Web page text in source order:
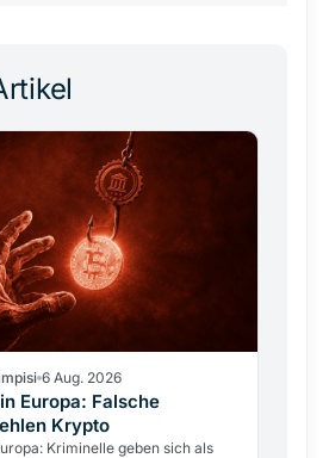
6 Aug. 2026
Europa: Falsche
Krypto
Kriminelle geben sich als